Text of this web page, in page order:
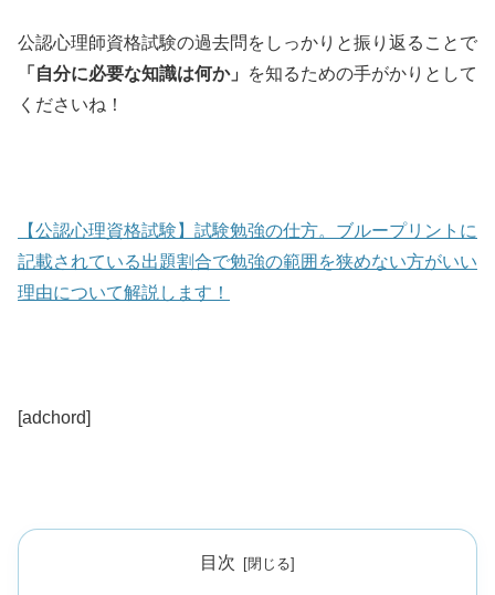
公認心理師資格試験の過去問をしっかりと振り返ることで
「自分に必要な知識は何か」
を知るための手がかりとして
くださいね！
【公認心理資格試験】試験勉強の仕方。ブループリントに
記載されている出題割合で勉強の範囲を狭めない方がいい
理由について解説します！
[adchord]
目次